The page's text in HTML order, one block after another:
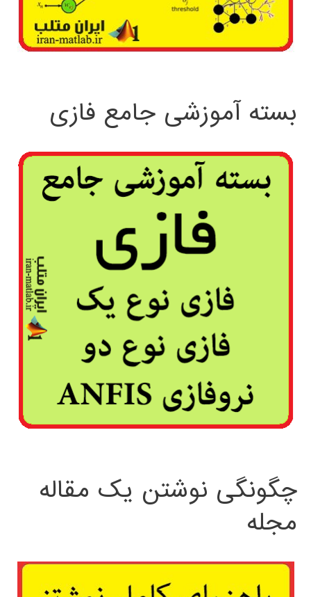
بسته آموزشی جامع فازی
چگونگی نوشتن یک مقاله
مجله